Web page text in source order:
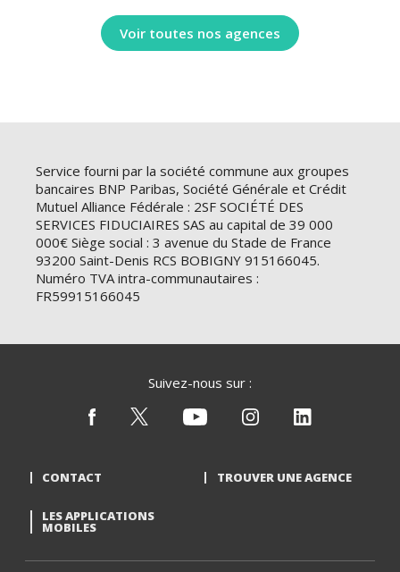
Voir toutes nos agences
Service fourni par la société commune aux groupes
bancaires BNP Paribas, Société Générale et Crédit
Mutuel Alliance Fédérale : 2SF SOCIÉTÉ DES
SERVICES FIDUCIAIRES SAS au capital de 39 000
000€ Siège social : 3 avenue du Stade de France
93200 Saint-Denis RCS BOBIGNY 915166045.
Numéro TVA intra-communautaires :
FR59915166045
Suivez-nous sur :
CONTACT TROUVER UNE AGENCE
LES APPLICATIONS
MOBILES